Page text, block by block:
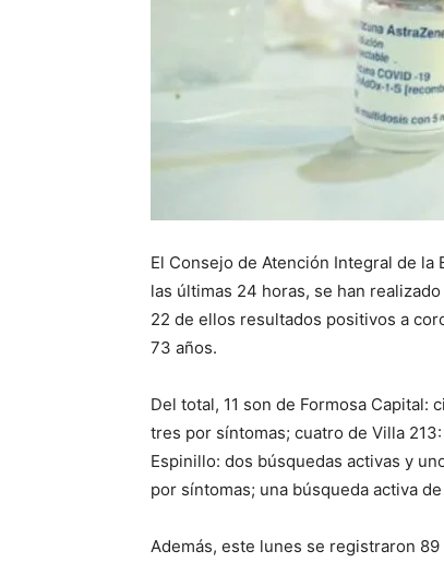
El Consejo de Atención Integral de la
las últimas 24 horas, se han
22 de ellos resultados positivos a
73 años.
Del total, 11 son de Formosa
tres por síntomas; cuatro de Villa
Espinillo: dos búsquedas activas y
por síntomas; una búsqueda activa
Además, este lunes se registraron